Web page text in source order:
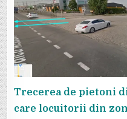
Trecerea de pietoni
care locuitorii din